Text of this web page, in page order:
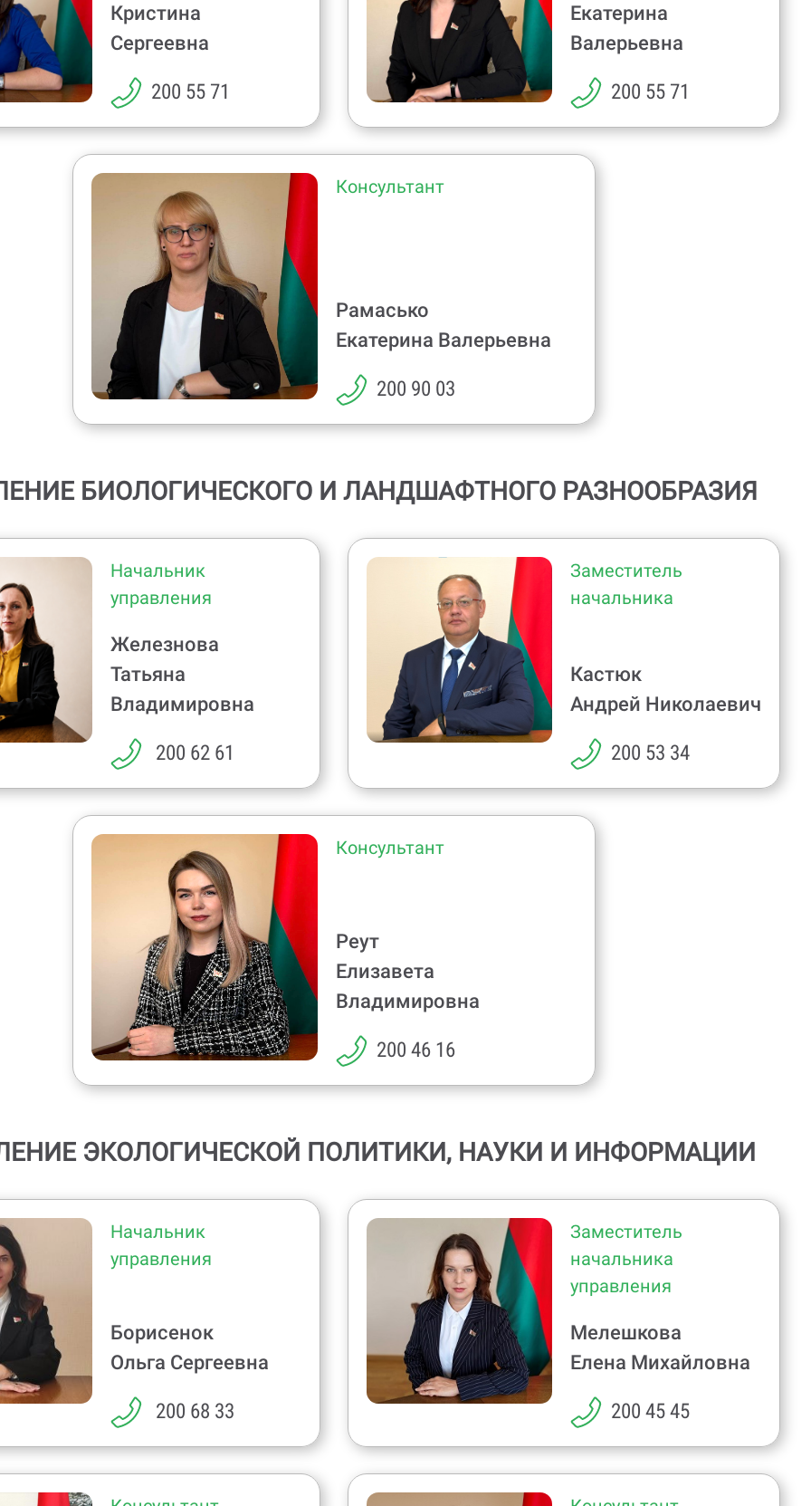
Кристина
Сергеевна
200 55 71
Екатерина
Валерьевна
200 55 71
Консультант
Рамасько
Екатерина Валерьевна
200 90 03
БИОЛОГИЧЕСКОГО И ЛАНДШАФТНОГО РАЗНООБРАЗИЯ
Начальник
управления
Железнова
Татьяна
Владимировна
200 62 61
Заместитель
начальника
Кастюк
Андрей Николаевич
200 53 34
Консультант
Реут
Елизавета
Владимировна
200 46 16
ЭКОЛОГИЧЕСКОЙ ПОЛИТИКИ, НАУКИ И ИНФОРМАЦИИ
Начальник
управления
Борисенок
Ольга Сергеевна
200 68 33
Заместитель
начальника
управления
Мелешкова
Елена Михайловна
200 45 45